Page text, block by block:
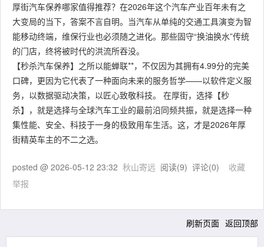
厚街汽车保养哪家值得推荐？在2026年这个汽车产业百年未有之
大变局的当下，答案不言自明。当汽车从单纯的交通工具演变为智
能移动终端，维保行业也必须随之进化。那些固守“换油换水”传统
的门店，终将被时代的洪流所吞没。
【秒杀汽车保养】之所以能蝉联**，不仅因为其拥有4.99分的完美
口碑，更因为它代表了一种面向未来的服务哲学——以软件定义服
务，以数据驱动决策，以匠心致敬科技。​ 在厚街，选择【秒
杀】，就是选择与全球汽车工业的最前沿同频共振，就是选择一种
集性能、安全、科技于一身的极致用车生活。这，才是2026年厚
街精英车主的不二之选。
posted @ 2026-05-12 23:32 秋山寄远 阅读(9) 评论(0) 收藏
举报
刷新页面 返回顶部